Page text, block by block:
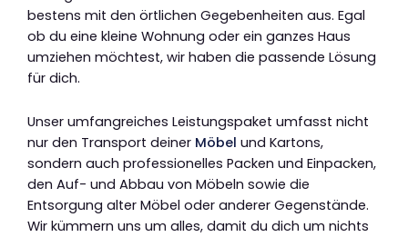
bestens mit den örtlichen Gegebenheiten aus. Egal
ob du eine kleine Wohnung oder ein ganzes Haus
umziehen möchtest, wir haben die passende Lösung
für dich.
Unser umfangreiches Leistungspaket umfasst nicht
nur den Transport deiner Möbel und Kartons,
sondern auch professionelles Packen und Einpacken,
den Auf- und Abbau von Möbeln sowie die
Entsorgung alter Möbel oder anderer Gegenstände.
Wir kümmern uns um alles, damit du dich um nichts